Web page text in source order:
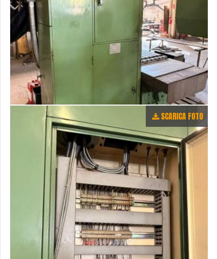
SCARICA FOTO